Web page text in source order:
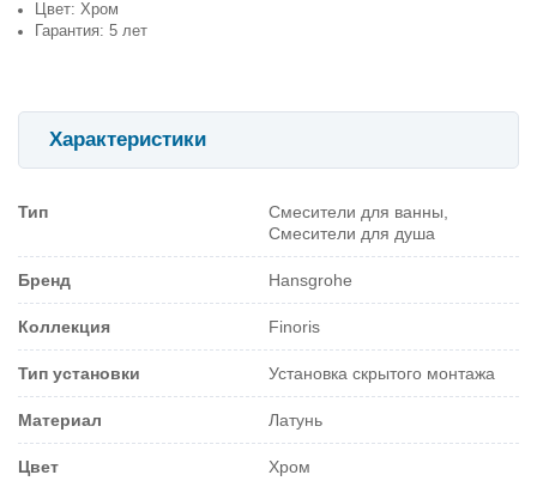
Цвет: Хром
Гарантия: 5 лет
Характеристики
Тип
Смесители для ванны,
Смесители для душа
Бренд Hansgrohe
Коллекция Finoris
Тип установки Установка скрытого монтажа
Материал Латунь
Цвет Хром